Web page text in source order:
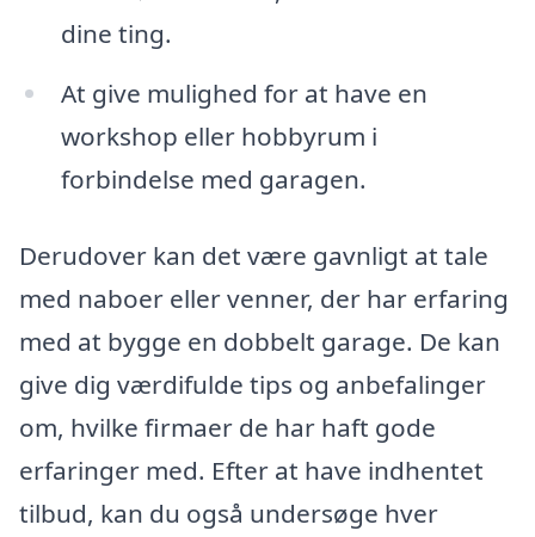
dine ting.
At give mulighed for at have en
workshop eller hobbyrum i
forbindelse med garagen.
Derudover kan det være gavnligt at tale
med naboer eller venner, der har erfaring
med at bygge en dobbelt garage. De kan
give dig værdifulde tips og anbefalinger
om, hvilke firmaer de har haft gode
erfaringer med. Efter at have indhentet
tilbud, kan du også undersøge hver